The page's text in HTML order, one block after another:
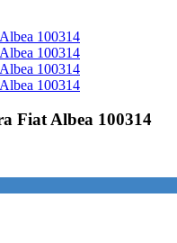
Fiat Albea 100314